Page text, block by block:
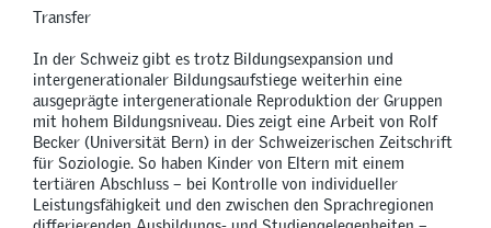
Transfer
In der Schweiz gibt es trotz Bildungsexpansion und
intergenerationaler Bildungsaufstiege weiterhin eine
ausgeprägte intergenerationale Reproduktion der Gruppen
mit hohem Bildungsniveau. Dies zeigt eine Arbeit von Rolf
Becker (Universität Bern) in der Schweizerischen Zeitschrift
für Soziologie. So haben Kinder von Eltern mit einem
tertiären Abschluss – bei Kontrolle von individueller
Leistungsfähigkeit und den zwischen den Sprachregionen